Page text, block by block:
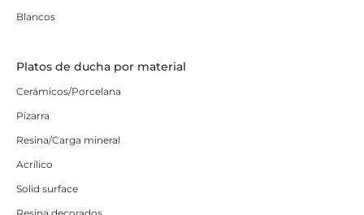
Blancos
Platos de ducha por material
Cerámicos/Porcelana
Pizarra
Resina/Carga mineral
Acrílico
Solid surface